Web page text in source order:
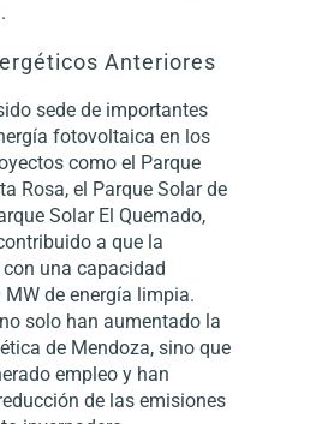
Anteriores
sede de importantes
fotovoltaica en los
como el Parque
Rosa, el Parque Solar de
Solar El Quemado,
a que la
una capacidad
de energía limpia.
solo han aumentado la
de Mendoza, sino que
empleo y han
de las emisiones